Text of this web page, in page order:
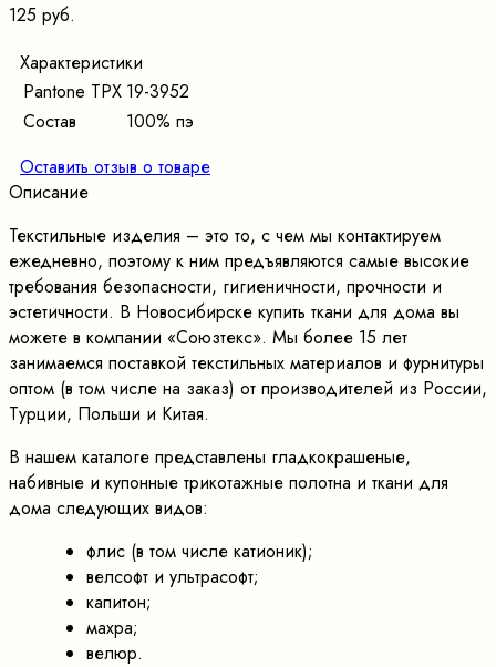
125 руб.
Характеристики
Pantone TPX 19-3952
Состав
100% пэ
Оставить отзыв о товаре
Описание
Текстильные изделия – это то, с чем мы контактируем
ежедневно, поэтому к ним предъявляются самые высокие
требования безопасности, гигиеничности, прочности и
эстетичности. В Новосибирске купить ткани для дома вы
можете в компании «Союзтекс». Мы более 15 лет
занимаемся поставкой текстильных материалов и фурнитуры
оптом (в том числе на заказ) от производителей из России,
Турции, Польши и Китая.
В нашем каталоге представлены гладкокрашеные,
набивные и купонные трикотажные полотна и ткани для
дома следующих видов:
флис (в том числе катионик);
велсофт и ультрасофт;
капитон;
махра;
велюр.